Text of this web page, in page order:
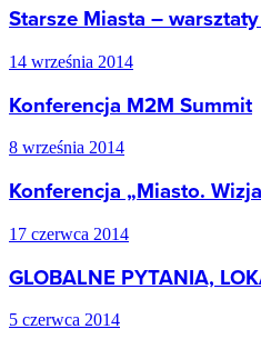
Starsze Miasta –
14 września 2014
Konferencja M2M Summit
8 września 2014
Konferencja „Miasto.
17 czerwca 2014
GLOBALNE PYTANIA,
5 czerwca 2014